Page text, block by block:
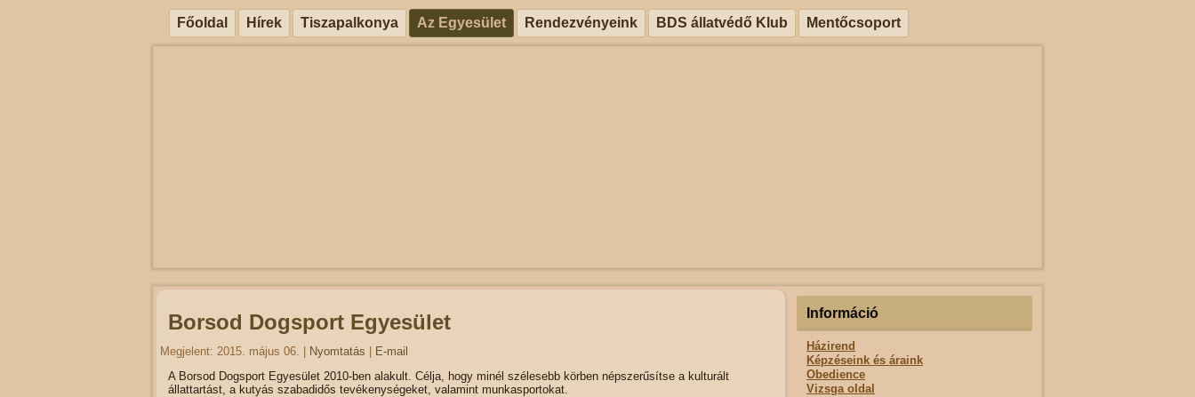
Főoldal Hírek Tiszapalkonya Az Egyesület Rendezvényeink BDS állatvédő Klub Mentőcsoport
Borsod Dogsport Egyesület
Megjelent: 2015. május 06. Nyomtatás
E-mail
A Borsod Dogsport Egyesület 2010-ben alakult. Célja, hogy minél szélesebb körben népszerűsítse a kulturált
állattartást, a kutyás szabadidős tevékenységeket, valamint munkasportokat.
Információ
Házirend
Képzéseink és áraink
Obedience
Vizsga oldal